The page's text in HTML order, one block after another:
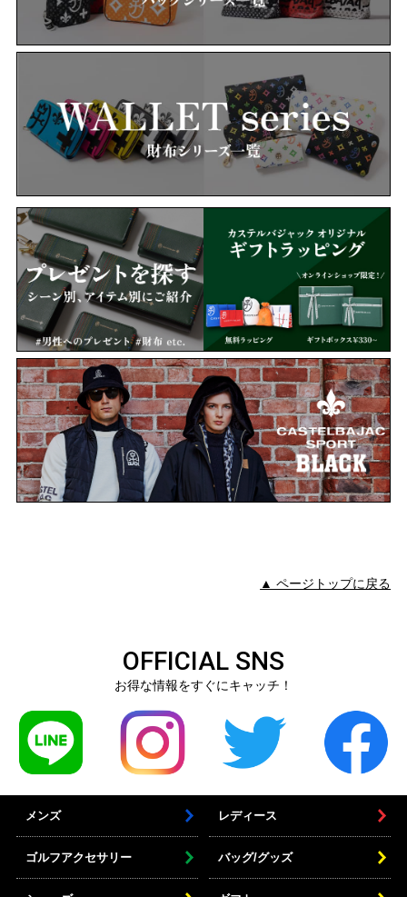
▲ ページトップに戻る
OFFICIAL SNS
お得な情報をすぐにキャッチ！
メンズ レディース
ゴルフアクセサリー バッグ/グッズ